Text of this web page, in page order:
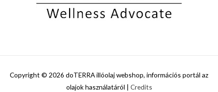
Copyright © 2026 doTERRA illóolaj webshop, információs portál az
olajok használatáról | Credits